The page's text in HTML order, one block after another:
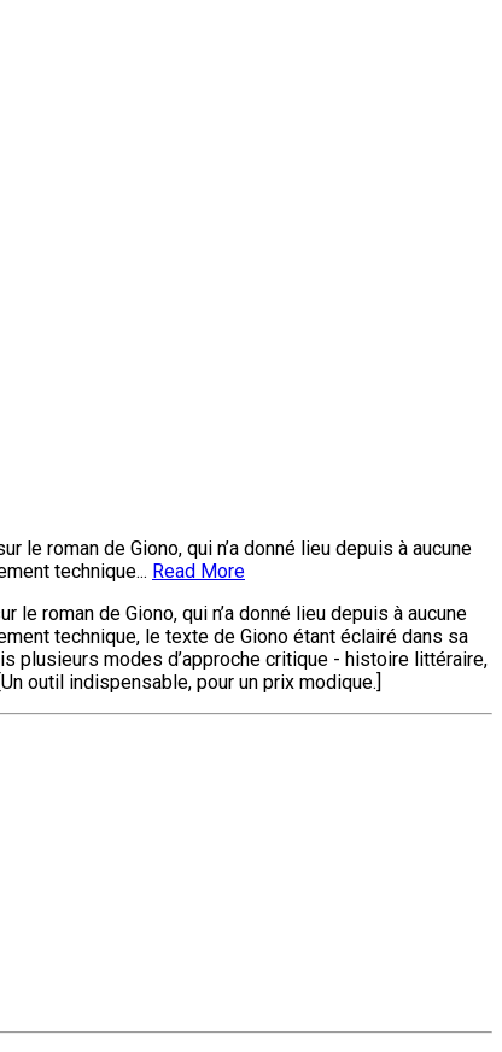
roman de Giono, qui n’a donné lieu depuis à aucune
technique... Read More
le roman de Giono, qui n’a donné lieu depuis à aucune
technique, le texte de Giono étant éclairé dans sa
plusieurs modes d’approche critique - histoire littéraire,
outil indispensable, pour un prix modique.]